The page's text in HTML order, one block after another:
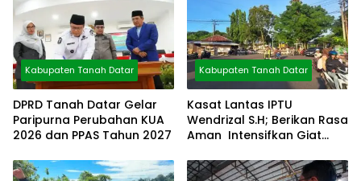
Kabupaten Tanah Datar
DPRD Tanah Datar Gelar
Paripurna Perubahan KUA
2026 dan PPAS Tahun 2027
Kabupaten Tanah Datar
Kasat Lantas IPTU
Wendrizal S.H; Berikan Rasa
Aman Intensifkan Giat